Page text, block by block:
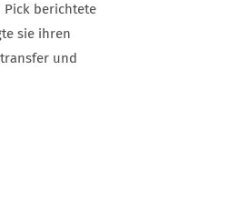
Pick berichtete
sie ihren
und